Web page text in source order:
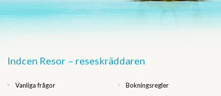
Indcen Resor – reseskräddaren
Vanliga frågor Bokningsregler